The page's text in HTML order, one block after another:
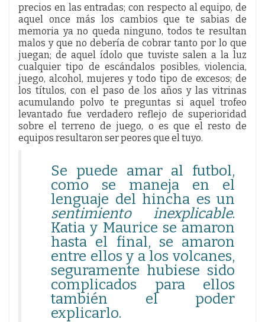
precios en las entradas; con respecto al equipo, de
aquel once más los cambios que te sabias de
memoria ya no queda ninguno, todos te resultan
malos y que no debería de cobrar tanto por lo que
juegan; de aquel ídolo que tuviste salen a la luz
cualquier tipo de escándalos posibles, violencia,
juego, alcohol, mujeres y todo tipo de excesos; de
los títulos, con el paso de los años y las vitrinas
acumulando polvo te preguntas si aquel trofeo
levantado fue verdadero reflejo de superioridad
sobre el terreno de juego, o es que el resto de
equipos resultaron ser peores que el tuyo.
Se puede amar al futbol,
como se maneja en el
lenguaje del hincha es un
sentimiento inexplicable.
Katia y Maurice se amaron
hasta el final, se amaron
entre ellos y a los volcanes,
seguramente hubiese sido
complicados para ellos
también el poder
explicarlo.